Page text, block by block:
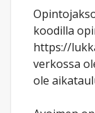
koodilla
https://
verkossa
ole